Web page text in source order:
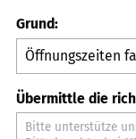
Grund:
Übermittle die